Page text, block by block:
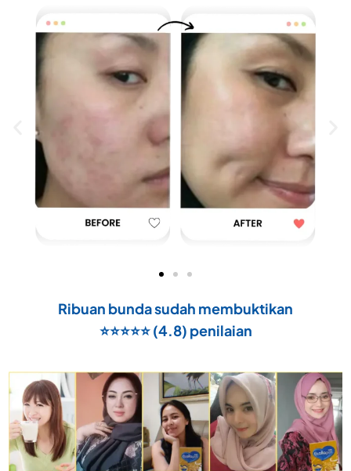
Ribuan bunda sudah membuktikan
⭐️⭐️⭐️⭐️⭐️ (4.8) penilaian